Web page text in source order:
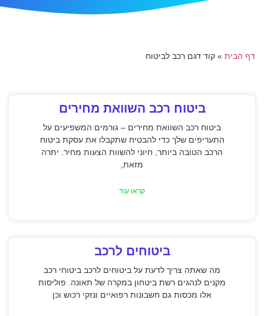
דף הבית » קוד דגם רכב לביטוח
ביטוח רכב השוואת מחירים
ביטוח רכב השוואת מחירים – גורמים המשפיעים על
התעריפים שלך כדי להבטיח שתקבלו את עסקת ביטוח
הרכב הטובה ביותר, חיוני להשוות הצעות מחיר. יתרה
מזאת,
קראו עוד
ביטוחים לרכב
מה שאתה צריך לדעת על ביטוחים לרכב ביטוחי רכב
מקנים לנהגים רשת ביטחון במקרה של תאונה. פוליסות
אלו מכסות גם חשבונות רפואיים ונזקי רכוש וכן